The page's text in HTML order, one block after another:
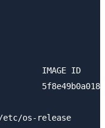
IMAGE ID
5f8e49b0a018
os-release